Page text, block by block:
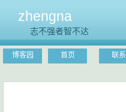
zhengna
志不强者智不达
博客园 首页 联系